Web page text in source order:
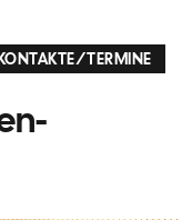
/TERMINE